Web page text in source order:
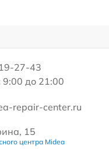
27-43
до 21:00
repair-center.ru
15
центра Midea